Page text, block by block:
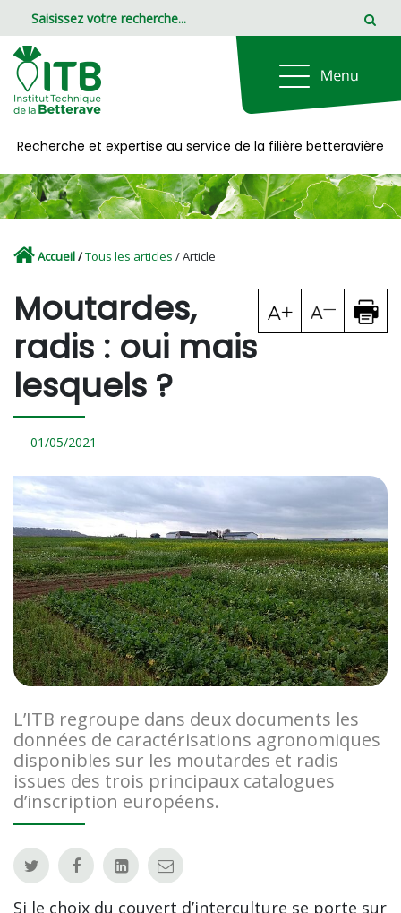
Recherche et expertise au service de la filière betteravière
Accueil/Tous les articles / Article
Moutardes,
radis : oui mais
lesquels ?
01/05/2021
L’ITB regroupe dans deux documents les
données de caractérisations agronomiques
disponibles sur les moutardes et radis
issues des trois principaux catalogues
d’inscription européens.
Si le choix du couvert d’interculture se porte sur
Panneau de gestion des cookies